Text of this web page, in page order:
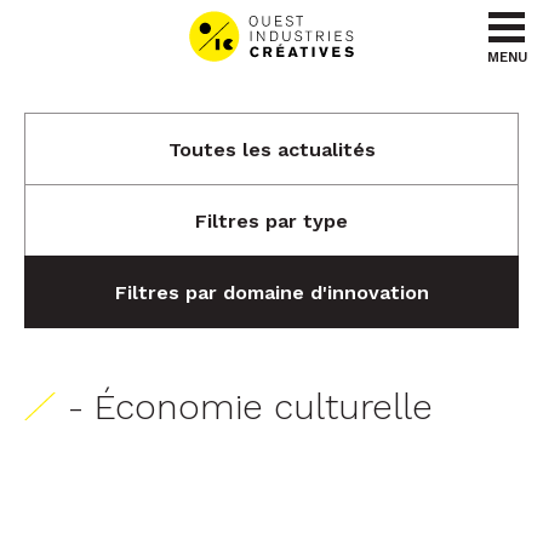
Aller au menu
Aller au contenu
MENU
Toutes les actualités
Filtres par type
Filtres par domaine d'innovation
- Économie culturelle